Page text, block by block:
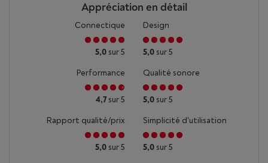
Appréciation en détail
Connectique
5,0 sur 5
Design
5,0 sur 5
Performance
4,7sur 5
Qualité sonore
5,0 sur 5
Rapport qualité/prix
5,0 sur 5
Simplicité d'utilisation
5,0 sur 5